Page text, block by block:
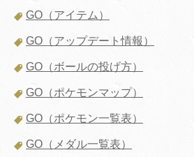
GO（アイテム）
GO（アップデート情報）
GO（ボールの投げ方）
GO（ポケモンマップ）
GO（ポケモン一覧表）
GO（メダル一覧表）